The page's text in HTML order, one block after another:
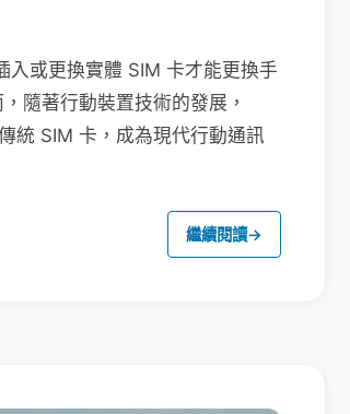
入或更換實體 SIM 卡才能更換手
隨著行動裝置技術的發展，
統 SIM 卡，成為現代行動通訊
繼續閱讀→